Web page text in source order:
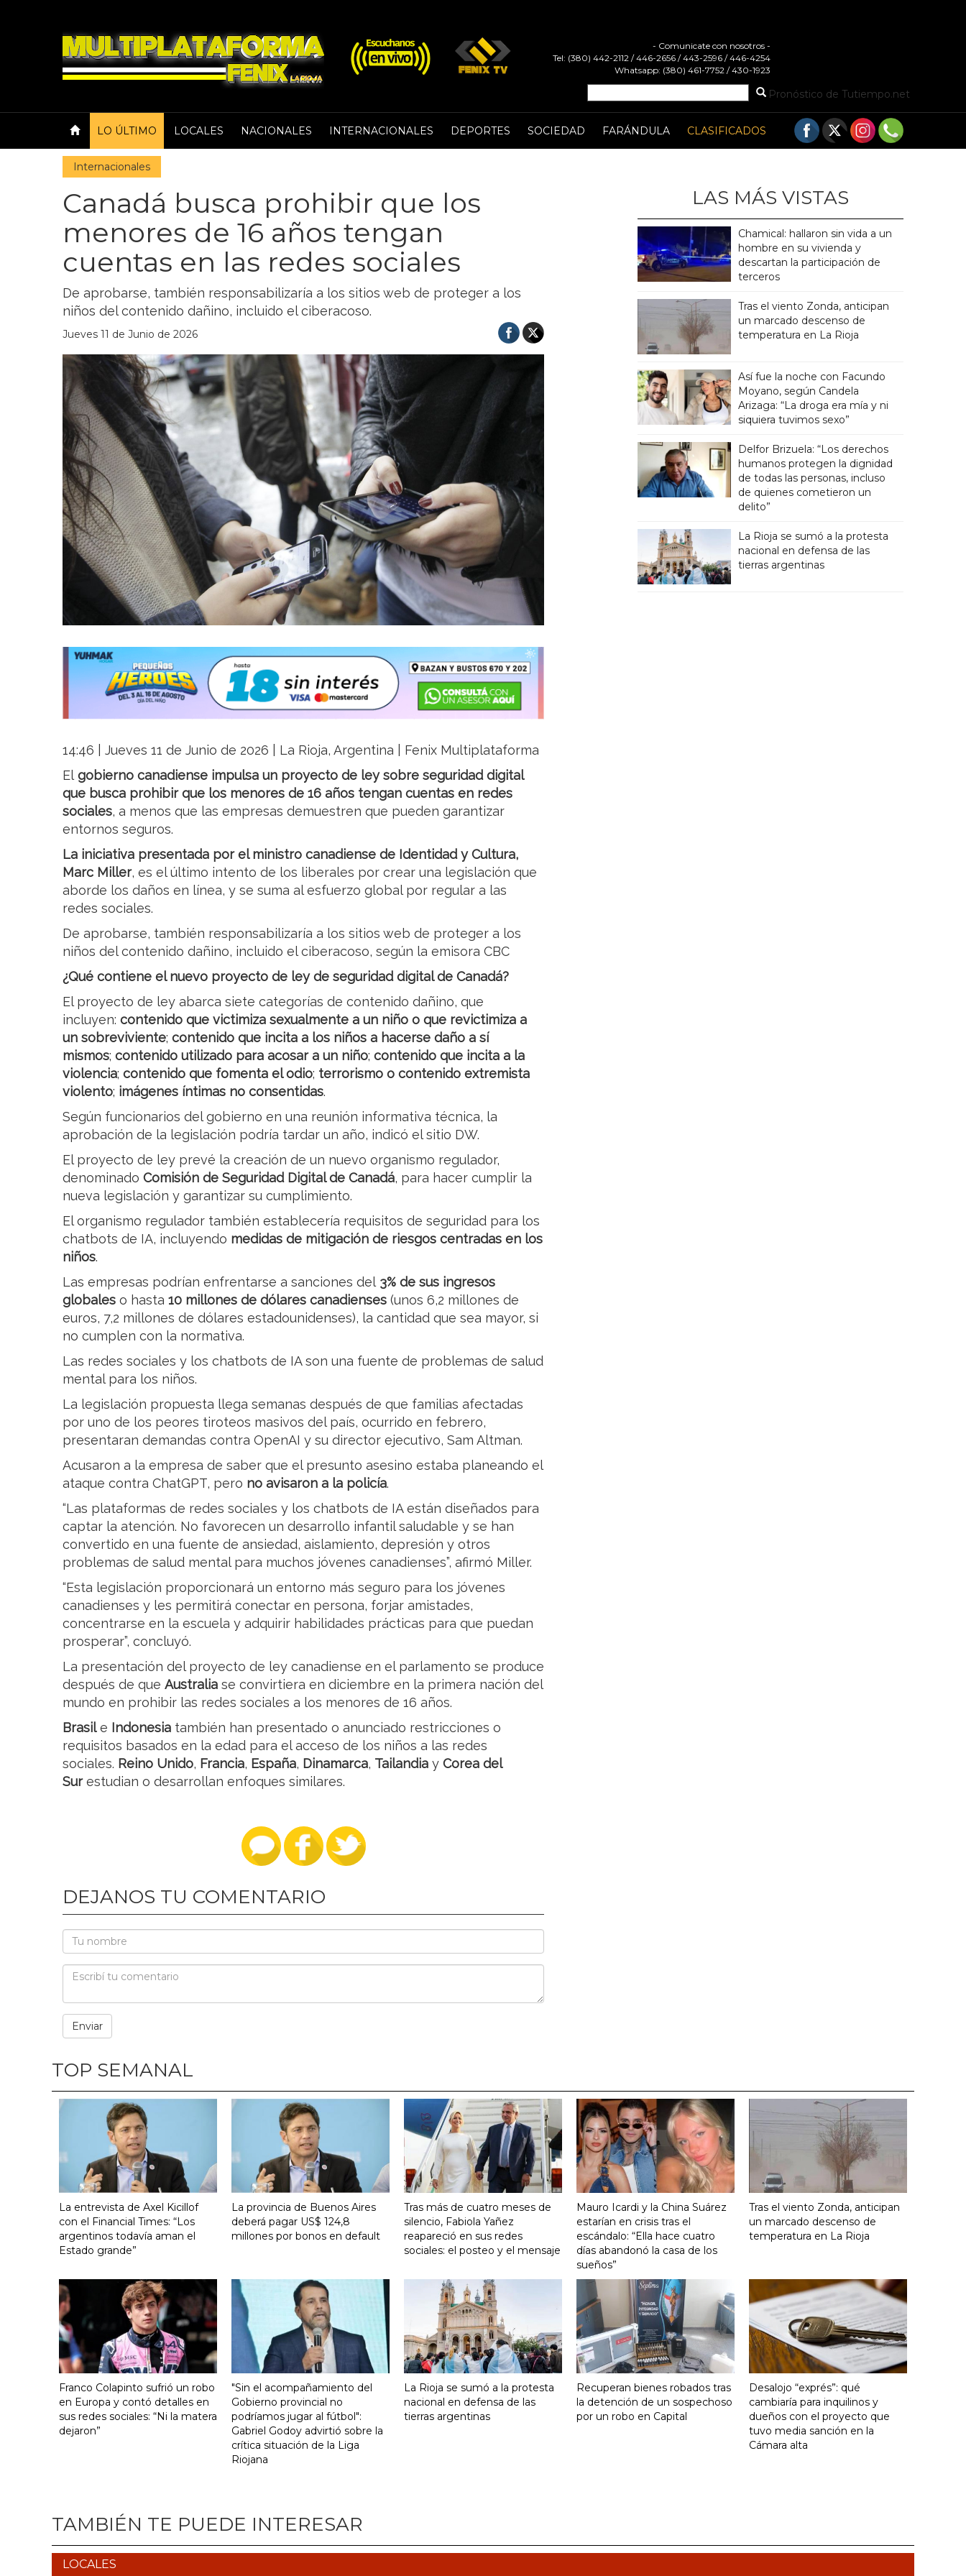
- Comunicate con nosotros -
Tel: (380) 442-2112 / 446-2656 / 443-2596 / 446-4254
Whatsapp: (380) 461-7752 / 430-1923
Pronóstico de Tutiempo.net
LO ÚLTIMO LOCALES NACIONALES INTERNACIONALES DEPORTES SOCIEDAD FARÁNDULA CLASIFICADOS
Internacionales
Canadá busca prohibir que los
menores de 16 años tengan
cuentas en las redes sociales
De aprobarse, también responsabilizaría a los sitios web de proteger a los
niños del contenido dañino, incluido el ciberacoso.
Jueves 11 de Junio de 2026
14:46 | Jueves 11 de Junio de 2026 | La Rioja, Argentina | Fenix Multiplataforma
El gobierno canadiense impulsa un proyecto de ley sobre seguridad digital
que busca prohibir que los menores de 16 años tengan cuentas en redes
sociales, a menos que las empresas demuestren que pueden garantizar
entornos seguros.
La iniciativa presentada por el ministro canadiense de Identidad y Cultura,
Marc Miller, es el último intento de los liberales por crear una legislación que
aborde los daños en línea, y se suma al esfuerzo global por regular a las
redes sociales.
De aprobarse, también responsabilizaría a los sitios web de proteger a los
niños del contenido dañino, incluido el ciberacoso, según la emisora CBC
¿Qué contiene el nuevo proyecto de ley de seguridad digital de Canadá?
El proyecto de ley abarca siete categorías de contenido dañino, que
incluyen: contenido que victimiza sexualmente a un niño o que revictimiza a
un sobreviviente; contenido que incita a los niños a hacerse daño a sí
mismos; contenido utilizado para acosar a un niño; contenido que incita a la
violencia; contenido que fomenta el odio; terrorismo o contenido extremista
violento; imágenes íntimas no consentidas.
Según funcionarios del gobierno en una reunión informativa técnica, la
aprobación de la legislación podría tardar un año, indicó el sitio DW.
El proyecto de ley prevé la creación de un nuevo organismo regulador,
denominado Comisión de Seguridad Digital de Canadá, para hacer cumplir la
nueva legislación y garantizar su cumplimiento.
El organismo regulador también establecería requisitos de seguridad para los
chatbots de IA, incluyendo medidas de mitigación de riesgos centradas en los
niños.
Las empresas podrían enfrentarse a sanciones del 3% de sus ingresos
globales o hasta 10 millones de dólares canadienses (unos 6,2 millones de
euros, 7,2 millones de dólares estadounidenses), la cantidad que sea mayor, si
no cumplen con la normativa.
Las redes sociales y los chatbots de IA son una fuente de problemas de salud
mental para los niños.
La legislación propuesta llega semanas después de que familias afectadas
por uno de los peores tiroteos masivos del país, ocurrido en febrero,
presentaran demandas contra OpenAI y su director ejecutivo, Sam Altman.
Acusaron a la empresa de saber que el presunto asesino estaba planeando el
ataque contra ChatGPT, pero no avisaron a la policía.
“Las plataformas de redes sociales y los chatbots de IA están diseñados para
captar la atención. No favorecen un desarrollo infantil saludable y se han
convertido en una fuente de ansiedad, aislamiento, depresión y otros
problemas de salud mental para muchos jóvenes canadienses”, afirmó Miller.
“Esta legislación proporcionará un entorno más seguro para los jóvenes
canadienses y les permitirá conectar en persona, forjar amistades,
concentrarse en la escuela y adquirir habilidades prácticas para que puedan
prosperar”, concluyó.
La presentación del proyecto de ley canadiense en el parlamento se produce
después de que Australia se convirtiera en diciembre en la primera nación del
mundo en prohibir las redes sociales a los menores de 16 años.
Brasile Indonesia también han presentado o anunciado restricciones o
requisitos basados en la edad para el acceso de los niños a las redes
sociales. Reino Unido, Francia, España, Dinamarca, Tailandia y Corea del
Surestudian o desarrollan enfoques similares.
DEJANOS TU COMENTARIO
LAS MÁS VISTAS
Chamical: hallaron sin vida a un
hombre en su vivienda y
descartan la participación de
terceros
Tras el viento Zonda, anticipan
un marcado descenso de
temperatura en La Rioja
Así fue la noche con Facundo
Moyano, según Candela
Arizaga: “La droga era mía y ni
siquiera tuvimos sexo”
Delfor Brizuela: “Los derechos
humanos protegen la dignidad
de todas las personas, incluso
de quienes cometieron un
delito”
La Rioja se sumó a la protesta
nacional en defensa de las
tierras argentinas
TOP SEMANAL
La entrevista de Axel Kicillof
con el Financial Times: “Los
argentinos todavía aman el
Estado grande”
La provincia de Buenos Aires
deberá pagar US$ 124,8
millones por bonos en default
Tras más de cuatro meses de
silencio, Fabiola Yañez
reapareció en sus redes
sociales: el posteo y el mensaje
Mauro Icardi y la China Suárez
estarían en crisis tras el
escándalo: “Ella hace cuatro
días abandonó la casa de los
sueños”
Tras el viento Zonda, anticipan
un marcado descenso de
temperatura en La Rioja
Franco Colapinto sufrió un robo
en Europa y contó detalles en
sus redes sociales: “Ni la matera
dejaron”
"Sin el acompañamiento del
Gobierno provincial no
podríamos jugar al fútbol":
Gabriel Godoy advirtió sobre la
crítica situación de la Liga
Riojana
La Rioja se sumó a la protesta
nacional en defensa de las
tierras argentinas
Recuperan bienes robados tras
la detención de un sospechoso
por un robo en Capital
Desalojo “exprés”: qué
cambiaría para inquilinos y
dueños con el proyecto que
tuvo media sanción en la
Cámara alta
TAMBIÉN TE PUEDE INTERESAR
LOCALES